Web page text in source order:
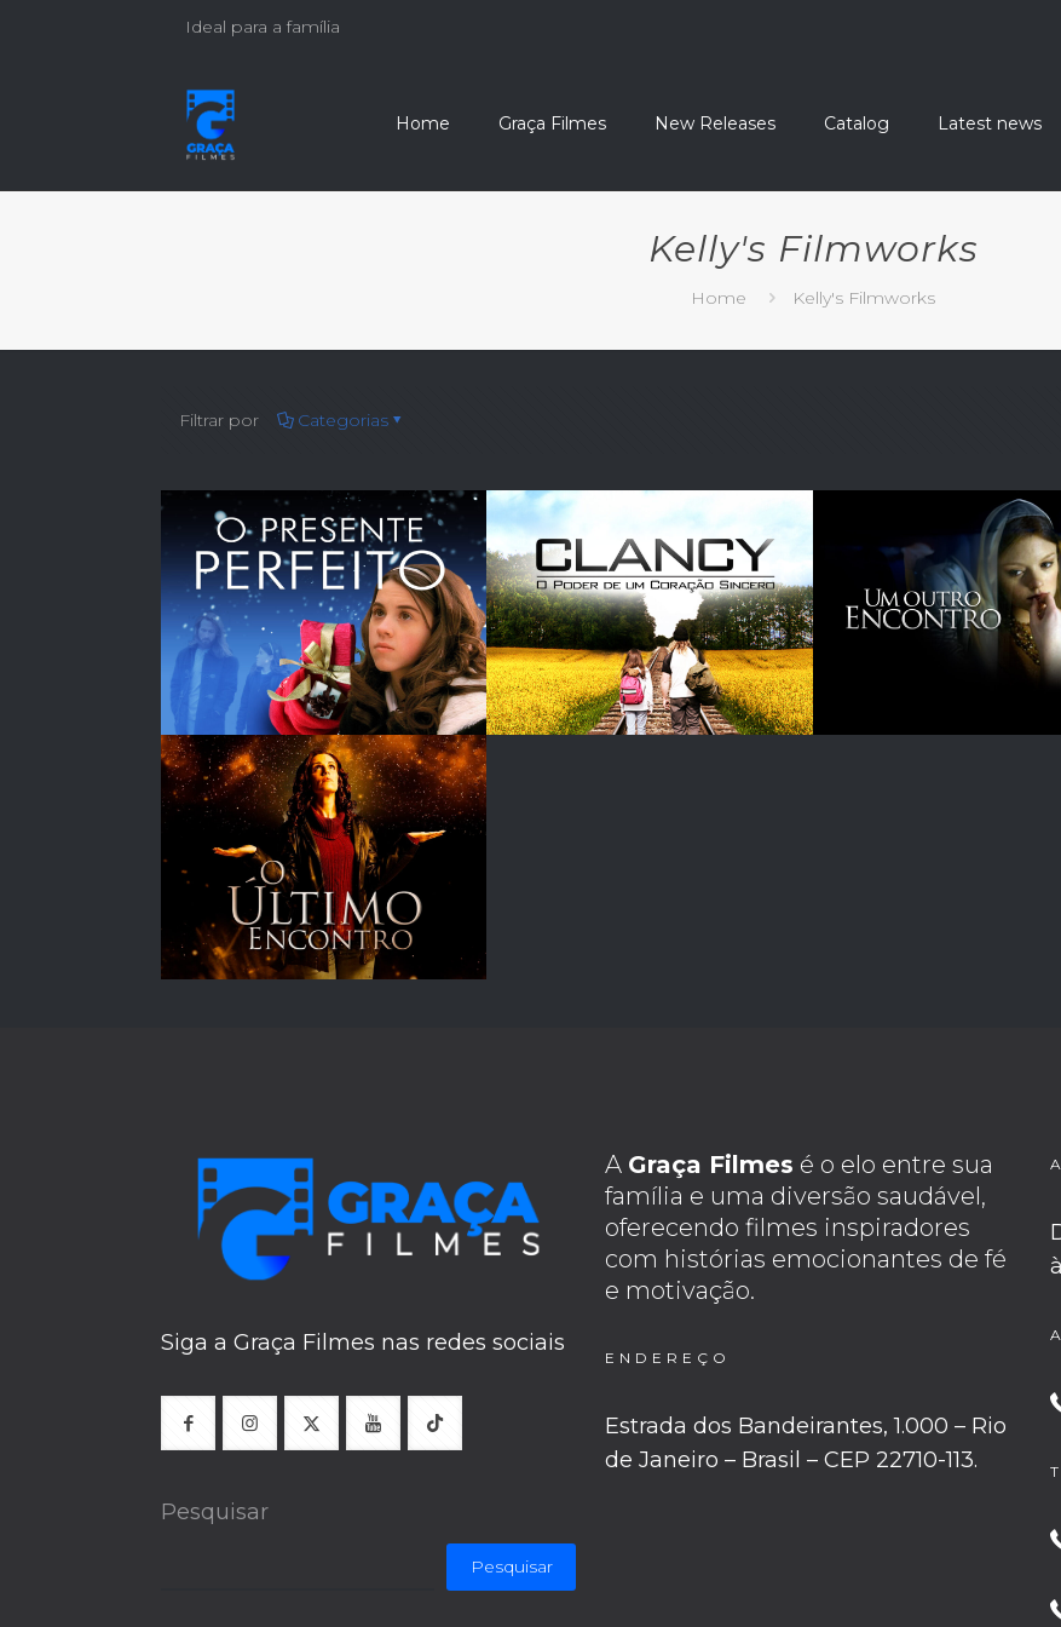
Ideal para a família
Home Graça Filmes New Releases Catalog Latest news
Kelly's Filmworks
Home Kelly's Filmworks
Filtrar por Categorias
Siga a Graça Filmes nas redes sociais
Pesquisar
Pesquisar
A Graça Filmes é o elo entre sua
família e uma diversão saudável,
oferecendo filmes inspiradores
com histórias emocionantes de fé
e motivação.
ENDEREÇO
Estrada dos Bandeirantes, 1.000 – Rio
de Janeiro – Brasil – CEP 22710-113.